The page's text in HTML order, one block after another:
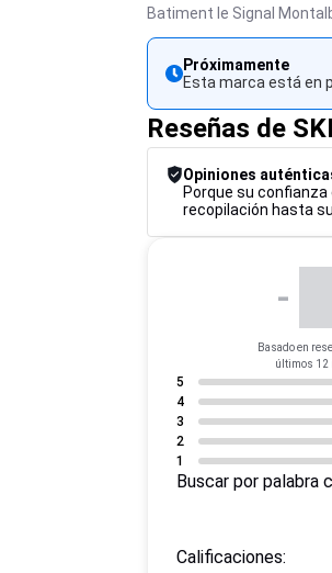
Batiment le Signal
Próximamente
Esta marca está en
Reseñas de
Opiniones
Porque su
recopilación hasta
-
Basado en
últimos 12
5
4
3
2
1
Buscar por palabra
Calificaciones: